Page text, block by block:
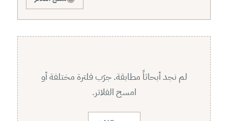
لم نجد أبحاثاً مطابقة. جرّب فلترة مختلفة أو
امسح الفلاتر.